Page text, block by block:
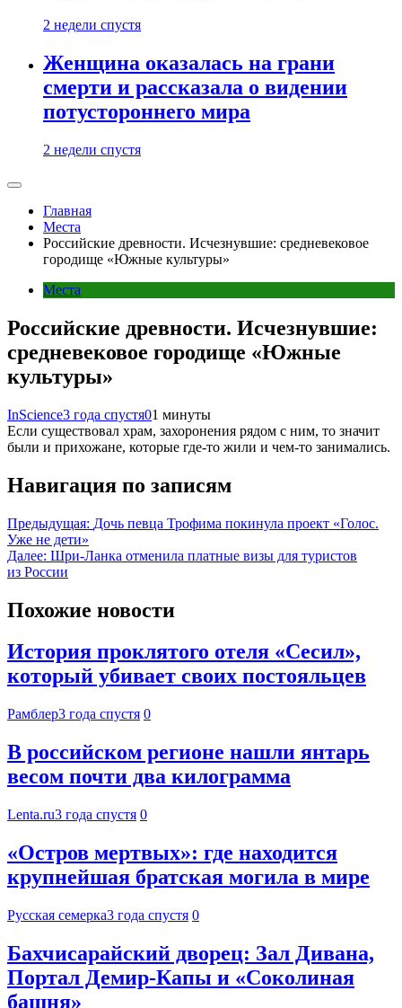
2 недели спустя
Женщина оказалась на грани
смерти и рассказала о видении
потустороннего мира
2 недели спустя
Главная
Места
Российские древности. Исчезнувшие: средневековое
городище «Южные культуры»
Места
Российские древности. Исчезнувшие:
средневековое городище «Южные
культуры»
InScience3 года спустя01 минуты
Если существовал храм, захоронения рядом с ним, то значит
были и прихожане, которые где-то жили и чем-то занимались.
Навигация по записям
Предыдущая: Дочь певца Трофима покинула проект «Голос.
Уже не дети»
Далее: Шри-Ланка отменила платные визы для туристов
из России
Похожие новости
История проклятого отеля «Сесил»,
который убивает своих постояльцев
Рамблер3 года спустя 0
В российском регионе нашли янтарь
весом почти два килограмма
Lenta.ru3 года спустя 0
«Остров мертвых»: где находится
крупнейшая братская могила в мире
Русская семерка3 года спустя 0
Бахчисарайский дворец: Зал Дивана,
Портал Демир-Капы и «Соколиная
башня»